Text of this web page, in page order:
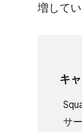
増して
キ
サ